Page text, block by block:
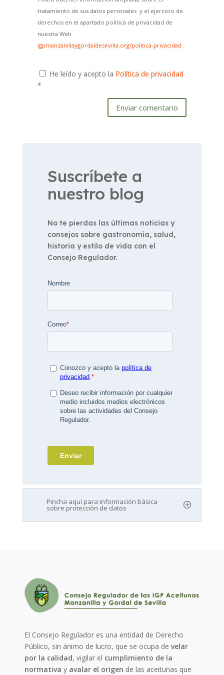
tratamiento de sus datos personales y el ejercicio de
derechos en el apartado política de privacidad de
nuestra Web
igpmanzanillaygordaldesevilla.org/politica-privacidad
He leído y acepto la Política de privacidad
*
Enviar comentario
Suscríbete a
nuestro blog
No te pierdas las últimas noticias y
consejos sobre gastronomía, salud,
historia y estilo de vida con el
Consejo Regulador.
Pincha aquí para información básica
sobre protección de datos
El Consejo Regulador es una entidad de Derecho
Público, sin ánimo de lucro, que se ocupa develar
por la calidad, vigilar el cumplimiento de la
normativa y avalar el origen de las aceitunas que